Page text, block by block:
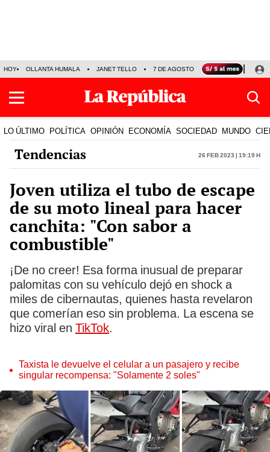
HOY OLLANTA HUMALA JANET TELLO 7 DE AGOSTO TINKA RESULTADOS
LO ÚLTIMO POLÍTICA OPINIÓN ECONOMÍA SOCIEDAD MUNDO
Tendencias 26 Feb 2023 | 19:19 h
Joven utiliza el tubo de escape
de su moto lineal para hacer
canchita: "Con sabor a
combustible"
¡De no creer! Esa forma inusual de preparar
palomitas con su vehículo dejó en shock a
miles de cibernautas, quienes hasta revelaron
que comerían eso sin problema. La escena se
hizo viral en TikTok.
Taxista le devuelve el celular a un pasajero y recibe
singular recompensa: "Solamente 2 soles"